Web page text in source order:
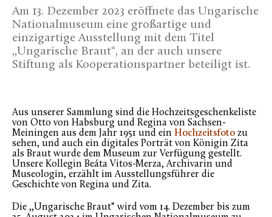
Am 13. Dezember 2023 eröffnete das Ungarische
Nationalmuseum eine großartige und
einzigartige Ausstellung mit dem Titel
,,Ungarische Braut“, an der auch unsere
Stiftung als Kooperationspartner beteiligt ist.
Aus unserer Sammlung sind die Hochzeitsgeschenkeliste
von Otto von Habsburg und Regina von Sachsen-
Meiningen aus dem Jahr 1951 und ein Hochzeitsfoto zu
sehen, und auch ein digitales Porträt von Königin Zita
als Braut wurde dem Museum zur Verfügung gestellt.
Unsere Kollegin Beáta Vitos-Merza, Archivarin und
Museologin, erzählt im Ausstellungsführer die
Geschichte von Regina und Zita.
Die ,,Ungarische Braut“ wird vom 14. Dezember bis zum